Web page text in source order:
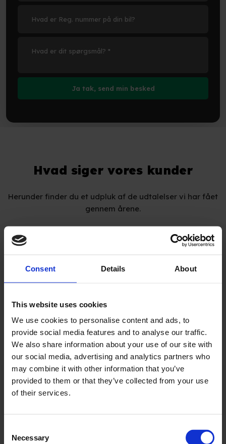
Consent Details About
This website uses cookies
We use cookies to personalise content and ads, to
provide social media features and to analyse our traffic.
We also share information about your use of our site with
our social media, advertising and analytics partners who
may combine it with other information that you’ve
provided to them or that they’ve collected from your use
of their services.
Selection
Necessary
Hvad siger vores kunder
Herunder finder du et udpluk af de udtalelser vi har fået
gennem årene.
"Kanon service"
Kanon service en klar anbefaling herfra mig.
Martin Ravn
"Super søde"
Rigtig god service! Og super søde mennesker.